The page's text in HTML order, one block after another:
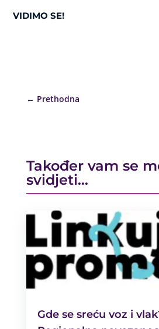
VIDIMO SE!
← Prethodna
Također vam se
svidjeti…
Gde se sreću voz i